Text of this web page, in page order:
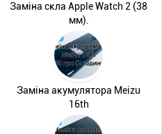
Заміна скла Apple Watch 2 (38
мм).
Заміна акумулятора Meizu
16th